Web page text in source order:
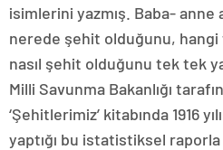
isimlerini yazmış. Baba- anne
nerede şehit olduğunu,
nasıl şehit olduğunu tek tek
Milli Savunma Bakanlığı
‘Şehitlerimiz’ kitabında 1916
yaptığı bu istatistiksel raporla